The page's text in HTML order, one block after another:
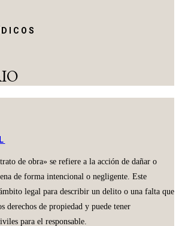
de obra» se refiere a la acción de dañar o
de forma intencional o negligente. Este
legal para describir un delito o una falta que
derechos de propiedad y puede tener
para el responsable.